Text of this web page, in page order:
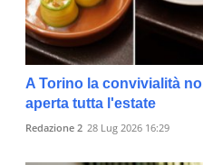
A Torino la convivialità
aperta tutta l'estate
Redazione 2 28 Lug 2026 16:29